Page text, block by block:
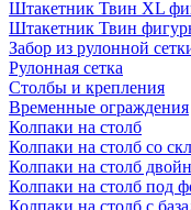
Штакетник Твин XL
Штакетник Твин
Забор из рулонной
Рулонная сетка
Столбы и крепления
Временные ограждения
Колпаки на столб
Колпаки на столб со
Колпаки на столб
Колпаки на столб под
Колпаки на столб с